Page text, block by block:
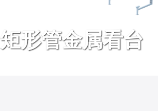
矩形管金属看台